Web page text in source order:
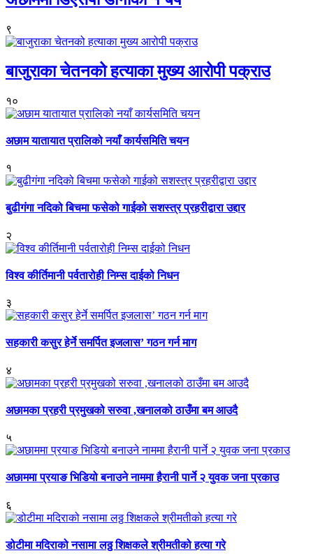
९
बाजुराका चेतनको हत्याका मुख्य आरोपी पक्राउ
१०
अछाम यातायात प्रालिको नयाँ कार्यसमिति चयन
१
बुढीगंगा नदिको बिचमा फसेको गाईको सशस्त्र प्रहरीद्वारा उद्दार
२
विश्व कीर्तिमानी पर्वतारोही निम्स दाईको निधन
३
सहकारी कसुर हेर्ने समर्पित इजलास’ गठन गर्न माग
४
अछामका प्रहरी प्रमुखको सरुवा ,खनालको ठाउँमा बम आउदै
५
अछाममा प्रयाङ भिडियो बनाउने नाममा हैरानी पार्ने २ युवक जना प्रकाउ
६
डोटीमा मदिराको नसामा लठ्ठ शिक्षकले श्रीमतीको हत्या गरे